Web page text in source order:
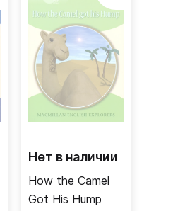
Нет в наличии
How the Camel
Got His Hump